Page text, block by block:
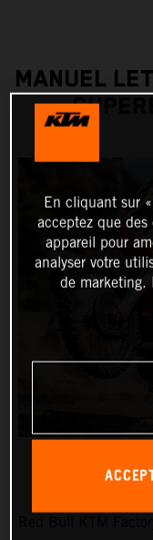
MANUEL
En cliquant sur
acceptez que des
appareil pour
analyser votre
de marketing.